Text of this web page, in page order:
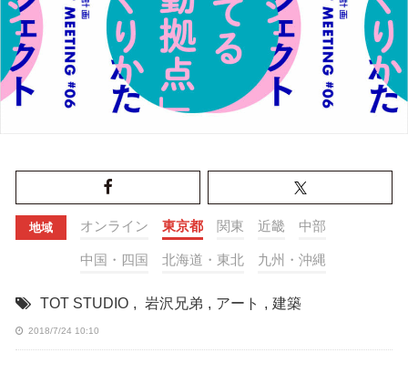
地域 オンライン 東京都 関東 近畿 中部
中国・四国 北海道・東北 九州・沖縄
TOT STUDIO , 岩沢兄弟 , アート , 建築
2018/7/24 10:10